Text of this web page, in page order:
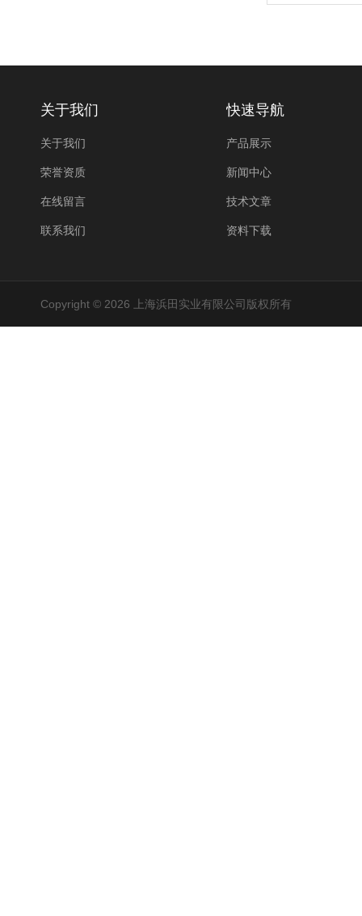
关于我们
关于我们
荣誉资质
在线留言
联系我们
快速导航
产品展示
新闻中心
技术文章
资料下载
Copyright © 2026 上海浜田实业有限公司版权所有